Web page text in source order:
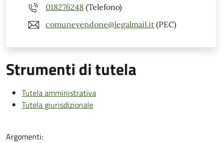
018276248 (Telefono)
comunevendone@legalmail.it (PEC)
Strumenti di tutela
Tutela amministrativa
Tutela giurisdizionale
Argomenti: